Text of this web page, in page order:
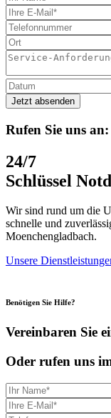
Rufen Sie uns an:
24/7
Schlüssel
Wir sind rund um die
schnelle und
Moenchengladbach.
Unsere
Benötigen Sie Hilfe?
Vereinbaren Sie
Oder rufen uns